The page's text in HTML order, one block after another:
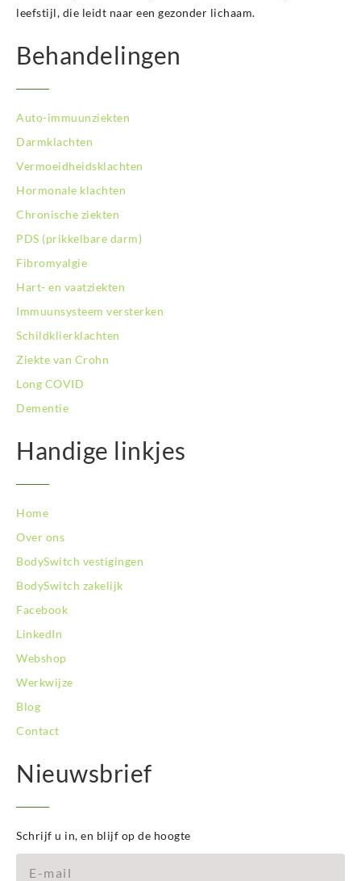
leefstijl, die leidt naar een gezonder lichaam.
Behandelingen
Auto-immuunziekten
Darmklachten
Vermoeidheidsklachten
Hormonale klachten
Chronische ziekten
PDS (prikkelbare darm)
Fibromyalgie
Hart- en vaatziekten
Immuunsysteem versterken
Schildklierklachten
Ziekte van Crohn
Long COVID
Dementie
Handige linkjes
Home
Over ons
BodySwitch vestigingen
BodySwitch zakelijk
Facebook
LinkedIn
Webshop
Werkwijze
Blog
Contact
Nieuwsbrief
Schrijf u in, en blijf op de hoogte